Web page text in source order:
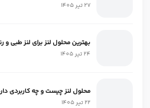
27 تیر 1405
بهترین محلول لنز برای لنز طبی و
24 تیر 1405
محلول لنز چیست و چه کاربردی
22 تیر 1405